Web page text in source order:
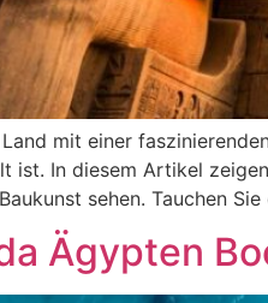
mit einer
ist. In diesem Artikel
sehen. Tauchen
Ägypten